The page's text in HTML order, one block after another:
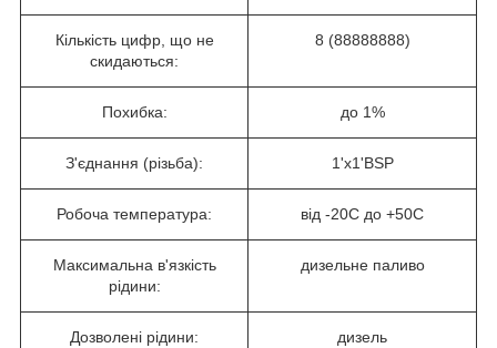
Кількість цифр, що не
скидаються:
8 (88888888)
Похибка: до 1%
З'єднання (різьба): 1'х1'BSP
Робоча температура: від -20C до +50С
Максимальна в'язкість
рідини:
дизельне паливо
Дозволені рідини: дизель